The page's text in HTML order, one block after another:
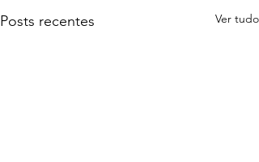
Posts recentes Ver tudo